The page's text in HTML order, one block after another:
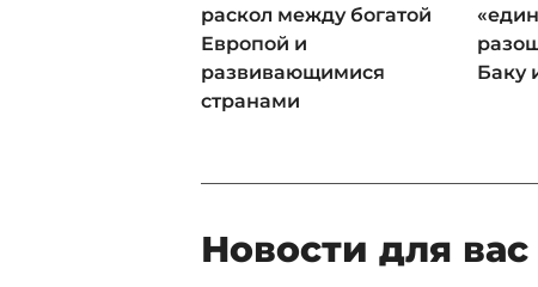
раскол между богатой
Европой и
развивающимися
странами
Баку
Новости для вас